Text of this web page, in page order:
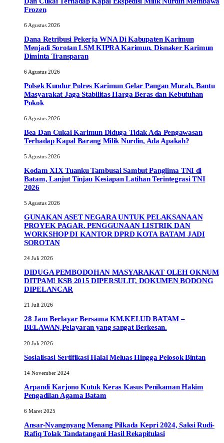
Frozen
6 Agustus 2026
Dana Retribusi Pekerja WNA Di Kabupaten Karimun
Menjadi Sorotan LSM KIPRA Karimun, Disnaker Karimun
Diminta Transparan
6 Agustus 2026
Polsek Kundur Polres Karimun Gelar Pangan Murah, Bantu
Masyarakat Jaga Stabilitas Harga Beras dan Kebutuhan
Pokok
6 Agustus 2026
Bea Dan Cukai Karimun Diduga Tidak Ada Pengawasan
Terhadap Kapal Barang Milik Nurdin, Ada Apakah?
5 Agustus 2026
Kodam XIX Tuanku Tambusai Sambut Panglima TNI di
Batam, Lanjut Tinjau Kesiapan Latihan Terintegrasi TNI
2026
5 Agustus 2026
GUNAKAN ASET NEGARA UNTUK PELAKSANAAN
PROYEK PAGAR. PENGGUNAAN LISTRIK DAN
WORKSHOP DI KANTOR DPRD KOTA BATAM JADI
SOROTAN
24 Juli 2026
DIDUGA PEMBODOHAN MASYARAKAT OLEH OKNUM
DITPAM! KSB 2015 DIPERSULIT, DOKUMEN BODONG
DIPELANCAR
21 Juli 2026
28 Jam Berlayar Bersama KM.KELUD BATAM –
BELAWAN,Pelayaran yang sangat Berkesan.
20 Juli 2026
Sosialisasi Sertifikasi Halal Meluas Hingga Pelosok Bintan
14 November 2024
Arpandi Karjono Kutuk Keras Kasus Penikaman Hakim
Pengadilan Agama Batam
6 Maret 2025
Ansar-Nyangnyang Menang Pilkada Kepri 2024, Saksi Rudi-
Rafiq Tolak Tandatangani Hasil Rekapitulasi